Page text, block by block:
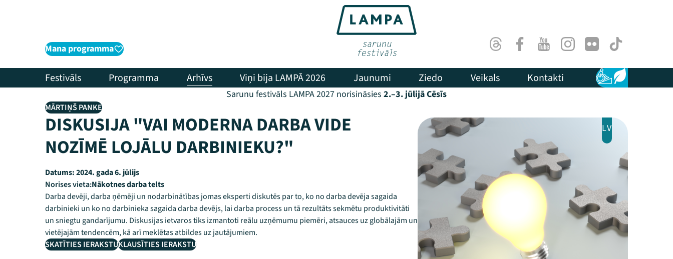
Mana programma ThreadsFacebookYoutubeInstagram
Flick TikTok
Festivāls Programma Arhīvs Viņi bija LAMPĀ 2026 Jaunumi Ziedo Veikals Kontakti Pieejamība
Ilgtspēja
Sarunu festivāls LAMPA 2027 norisināsies 2.–3. jūlijā Cēsīs
MĀRTIŅŠ PANKE
DISKUSIJA "VAI MODERNA DARBA VIDE
NOZĪMĒ LOJĀLU DARBINIEKU?"
Datums:2024. gada 6. jūlijs
Norises vieta:Nākotnes darba telts
Darba devēji, darba ņēmēji un nodarbinātības jomas eksperti diskutēs par to, ko no darba devēja sagaida
darbinieki un ko no darbinieka sagaida darba devējs, lai darba process un tā rezultāts sekmētu produktivitāti
un sniegtu gandarījumu. Diskusijas ietvaros tiks izmantoti reālu uzņēmumu piemēri, atsauces uz globālajām un
vietējajām tendencēm, kā arī meklētas atbildes uz jautājumiem.
SKATĪTIES IERAKSTUKLAUSĪTIES IERAKSTU
LV